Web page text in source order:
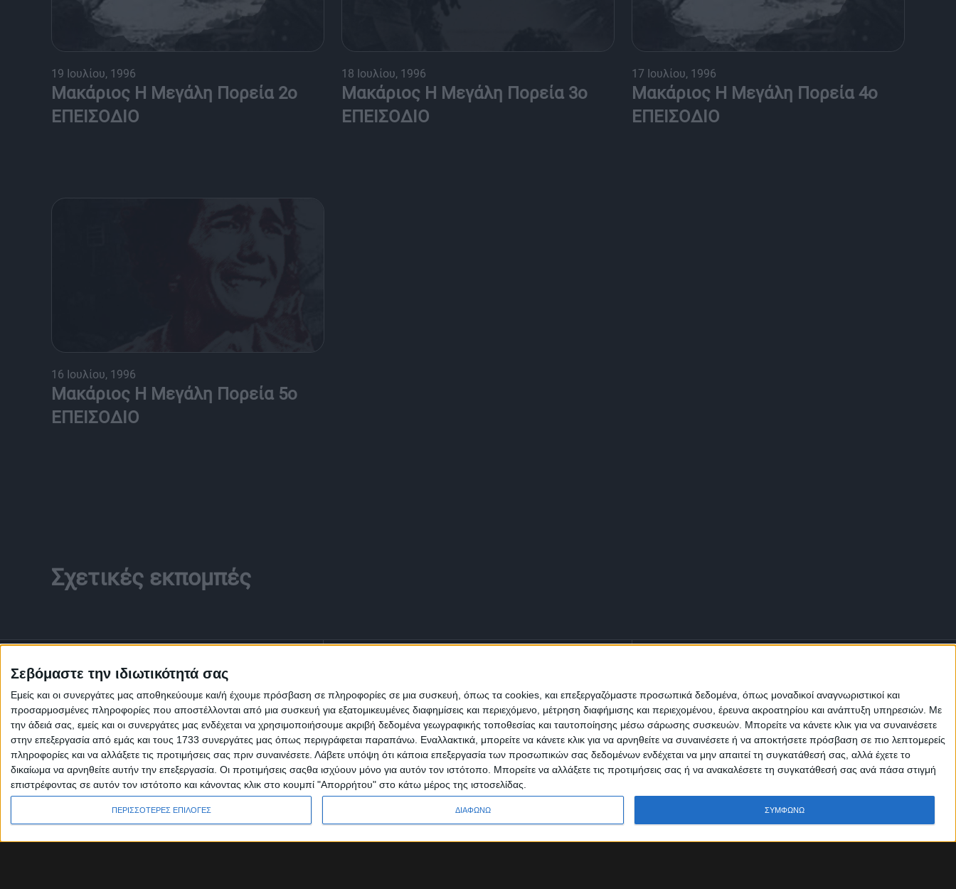
Σεβόμαστε την ιδιωτικότητά σας
Εμείς και οι συνεργάτες μας αποθηκεύουμε και/ή έχουμε πρόσβαση σε πληροφορίες σε μια συσκευή, όπως τα cookies, και επεξεργαζόμαστε προσωπικά δεδομένα, όπως μοναδικοί αναγνωριστικοί και
προσαρμοσμένες πληροφορίες που αποστέλλονται από μια συσκευή για εξατομικευμένες διαφημίσεις και περιεχόμενο, μέτρηση διαφήμισης και περιεχομένου, έρευνα ακροατηρίου και ανάπτυξη υπηρεσιών. Με
την άδειά σας, εμείς και οι συνεργάτες μας ενδέχεται να χρησιμοποιήσουμε ακριβή δεδομένα γεωγραφικής τοποθεσίας και ταυτοποίησης μέσω σάρωσης συσκευών. Μπορείτε να κάνετε κλικ για να συναινέσετε
στην επεξεργασία από εμάς και τους 1733 συνεργάτες μας όπως περιγράφεται παραπάνω. Εναλλακτικά, μπορείτε να κάνετε κλικ για να αρνηθείτε να συναινέσετε ή να αποκτήσετε πρόσβαση σε πιο λεπτομερείς
πληροφορίες και να αλλάξετε τις προτιμήσεις σας πριν συναινέσετε. Λάβετε υπόψη ότι κάποια επεξεργασία των προσωπικών σας δεδομένων ενδέχεται να μην απαιτεί τη συγκατάθεσή σας, αλλά έχετε το
δικαίωμα να αρνηθείτε αυτήν την επεξεργασία. Οι προτιμήσεις σαςθα ισχύουν μόνο για αυτόν τον ιστότοπο. Μπορείτε να αλλάξετε τις προτιμήσεις σας ή να ανακαλέσετε τη συγκατάθεσή σας ανά πάσα στιγμή
επιστρέφοντας σε αυτόν τον ιστότοπο και κάνοντας κλικ στο κουμπί "Απορρήτου" στο κάτω μέρος της ιστοσελίδας.
ΠΕΡΙΣΣΟΤΕΡΕΣ ΕΠΙΛΟΓΕΣ ΔΙΑΦΩΝΩ ΣΥΜΦΩΝΩ
19 Ιουλίου, 1996
Μακάριος Η Μεγάλη Πορεία 2ο
ΕΠΕΙΣΟΔΙΟ
18 Ιουλίου, 1996
Μακάριος Η Μεγάλη Πορεία 3ο
ΕΠΕΙΣΟΔΙΟ
17 Ιουλίου, 1996
Μακάριος Η Μεγάλη Πορεία 4ο
ΕΠΕΙΣΟΔΙΟ
16 Ιουλίου, 1996
Μακάριος Η Μεγάλη Πορεία 5ο
ΕΠΕΙΣΟΔΙΟ
Σχετικές εκπομπές
Classics Επικοινωνία H Eταιρεία
Trailers
Μ.Η.Τ.
242814